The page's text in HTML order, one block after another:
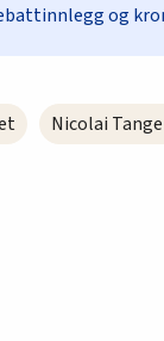
og
Nicolai